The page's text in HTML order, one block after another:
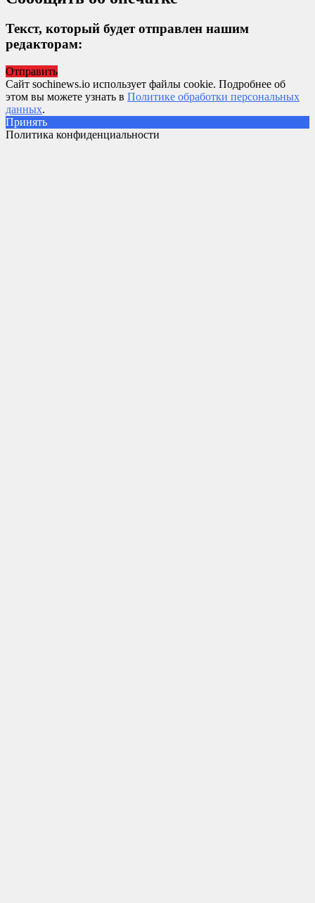
Текст, который будет отправлен нашим
редакторам:
Отправить
Сайт sochinews.io использует файлы cookie. Подробнее об
этом вы можете узнать в Политике обработки персональных
данных.
Принять
Политика конфиденциальности